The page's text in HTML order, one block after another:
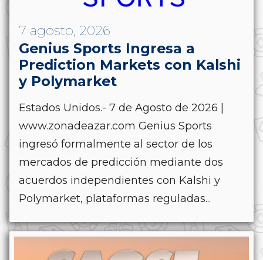
7 agosto, 2026
Genius Sports Ingresa a
Prediction Markets con Kalshi
y Polymarket
Estados Unidos.- 7 de Agosto de 2026 |
www.zonadeazar.com Genius Sports
ingresó formalmente al sector de los
mercados de predicción mediante dos
acuerdos independientes con Kalshi y
Polymarket, plataformas reguladas...